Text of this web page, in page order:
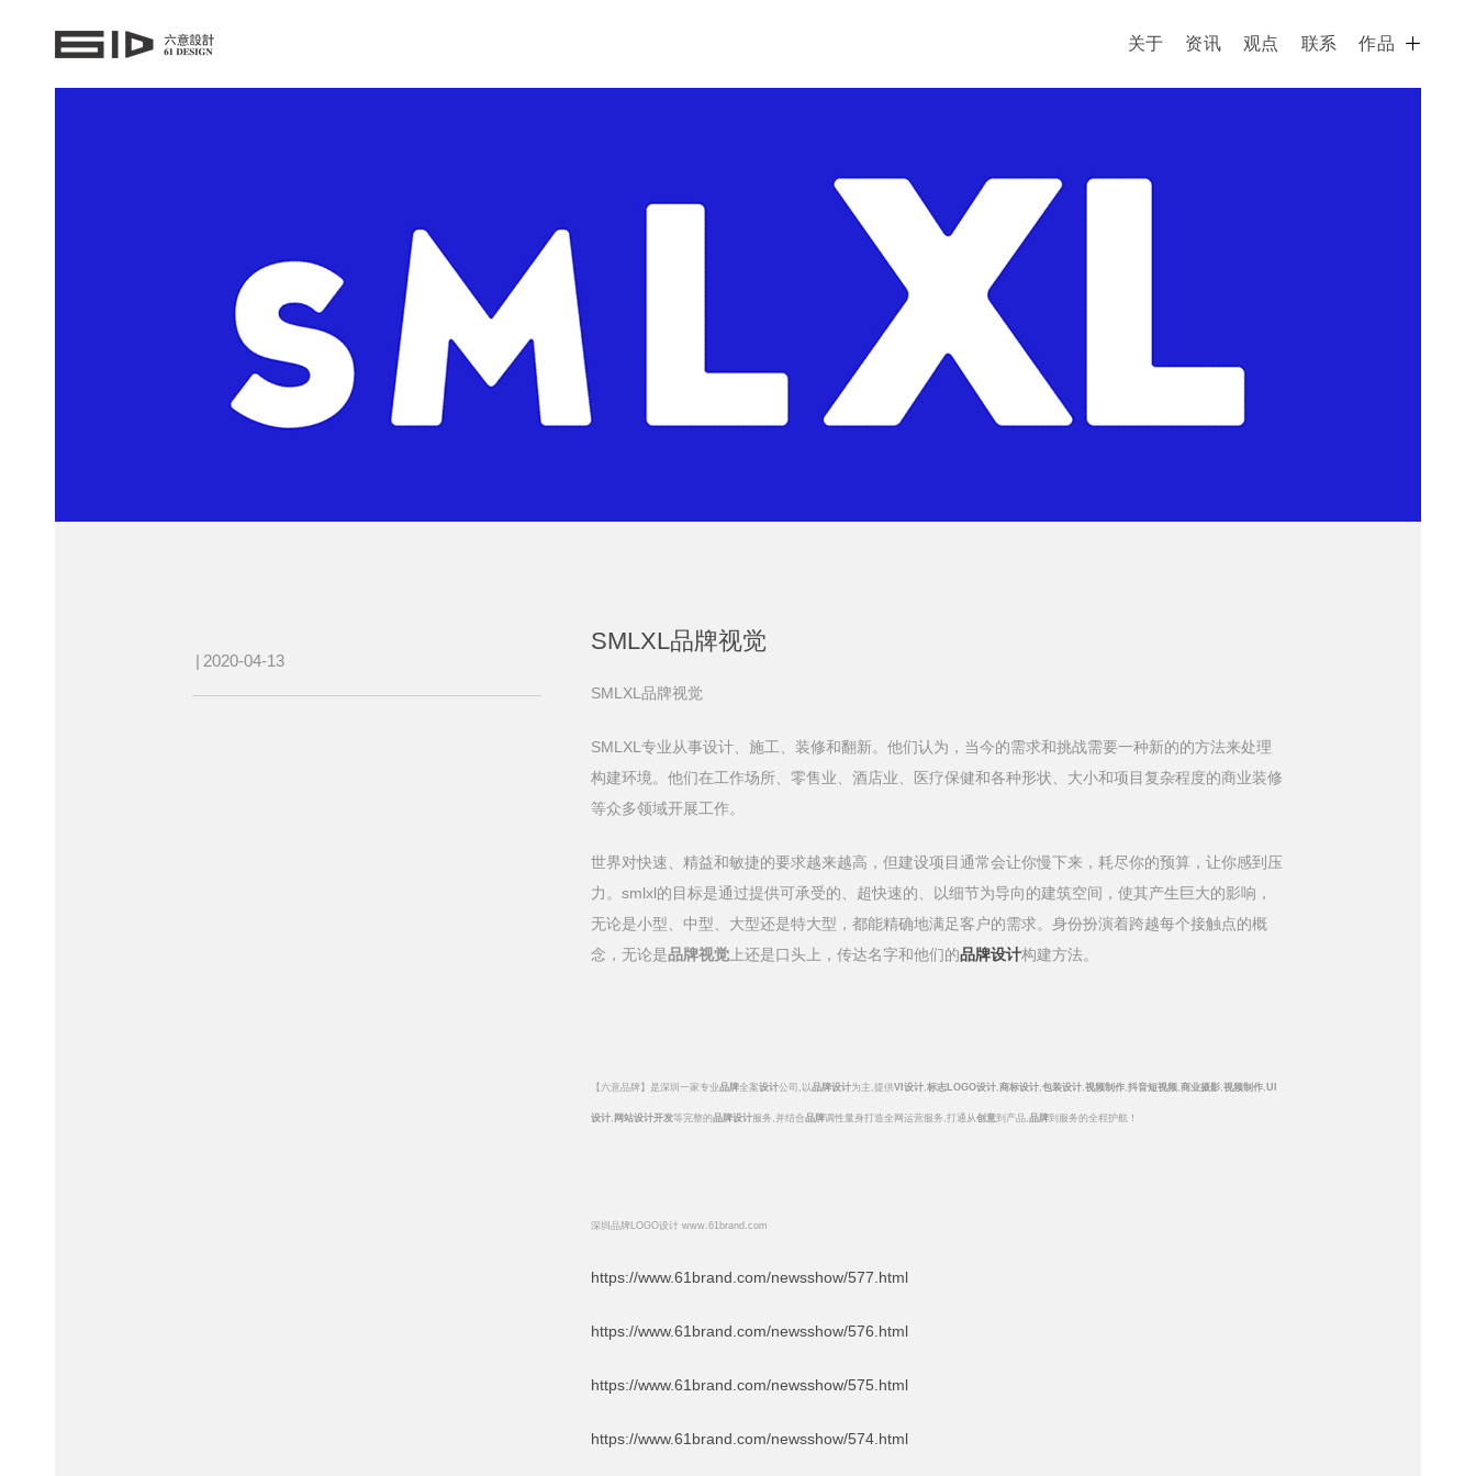
关于 资讯 观点 联系 作品
| 2020-04-13
SMLXL品牌视觉
SMLXL品牌视觉
SMLXL专业从事设计、施工、装修和翻新。他们认为，当今的需求和挑战需要一种新的的方法来处理
构建环境。他们在工作场所、零售业、酒店业、医疗保健和各种形状、大小和项目复杂程度的商业装修
等众多领域开展工作。
世界对快速、精益和敏捷的要求越来越高，但建设项目通常会让你慢下来，耗尽你的预算，让你感到压
力。smlxl的目标是通过提供可承受的、超快速的、以细节为导向的建筑空间，使其产生巨大的影响，
无论是小型、中型、大型还是特大型，都能精确地满足客户的需求。身份扮演着跨越每个接触点的概
念，无论是品牌视觉上还是口头上，传达名字和他们的品牌设计构建方法。
【六意品牌】是深圳一家专业品牌全案设计公司,以品牌设计为主,提供VI设计,标志 LOGO设计,商标设计,包装设计,视频制作,抖音短视频,商业摄影,视频制作,UI
设计, 网站设计开发等完整的品牌设计服务,并结合品牌调性量身打造全网运营服务,打通从创意到产品,品牌到服务的全程护航！
深圳品牌LOGO设计 www.61brand.com
https://www.61brand.com/newsshow/577.html
https://www.61brand.com/newsshow/576.html
https://www.61brand.com/newsshow/575.html
https://www.61brand.com/newsshow/574.html